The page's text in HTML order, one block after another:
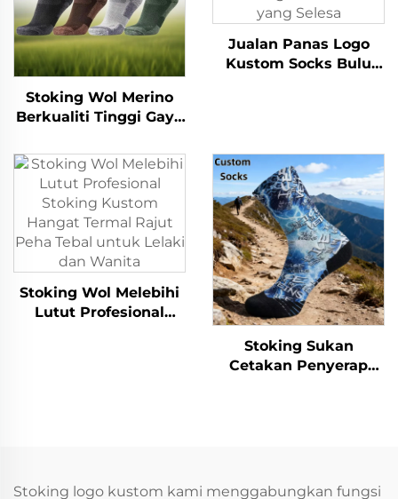
Stoking Wol Merino
Berkualiti Tinggi Gaya
Bernafas, Anti
Bakteria, untuk
Aktiviti Mendaki dan
Sukan Luar
Jualan Panas Logo
Kustom Socks Bulu
Stoking Wol Melebihi
Lutut Profesional
Stoking Sukan
Cetakan Penyerap
Stoking logo kustom kami menggabungkan fungsi